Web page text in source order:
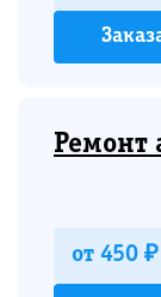
Ремонт
от 450 ₽